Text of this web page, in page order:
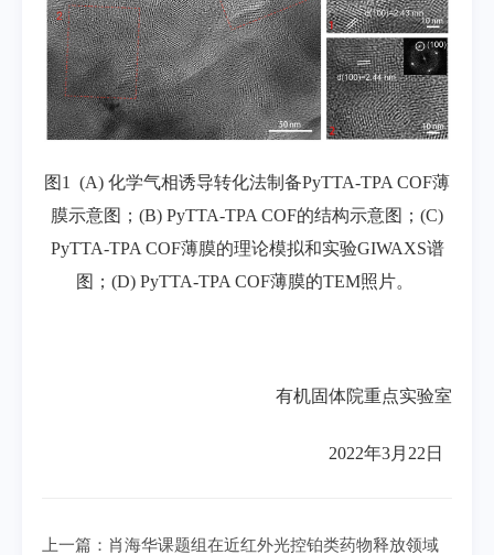
图 1 (A) 化学气相诱导转化法制备PyTTA-TPA COF薄
膜示意图； (B) PyTTA-TPA COF的结构示意图； (C)
PyTTA-TPA COF薄膜的理论模拟和实验GIWAXS谱
图； (D) PyTTA-TPA COF薄膜的TEM照片。
有机固体院重点实验室
2022年3月22日
上一篇： 肖海华课题组在近红外光控铂类药物释放领域